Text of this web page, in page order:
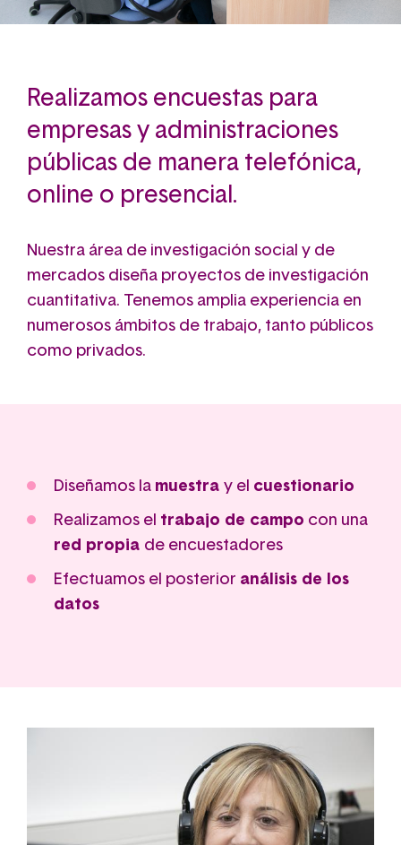
Realizamos encuestas para
empresas y administraciones
públicas de manera telefónica,
online o presencial.
Nuestra área de investigación social y de
mercados diseña proyectos de investigación
cuantitativa. Tenemos amplia experiencia en
numerosos ámbitos de trabajo, tanto públicos
como privados.
Diseñamos la muestra y el cuestionario
Realizamos el trabajo de campo con una
red propia de encuestadores
Efectuamos el posterior análisis de los
datos